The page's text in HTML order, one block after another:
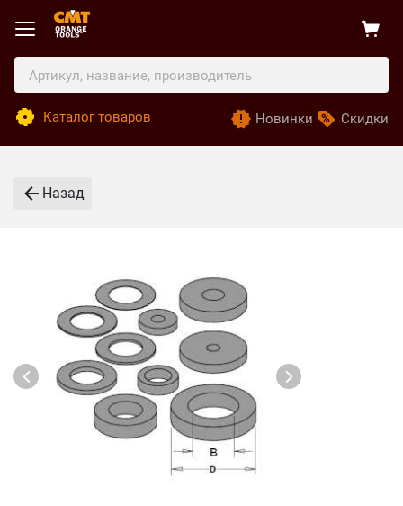
Каталог товаров Новинки Скидки
Назад